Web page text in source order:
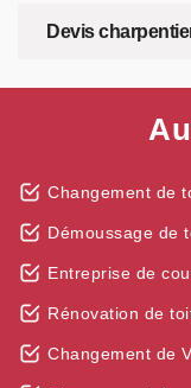
Devis
Changement de
Démoussage de
Entreprise de
Rénovation de
Changement de